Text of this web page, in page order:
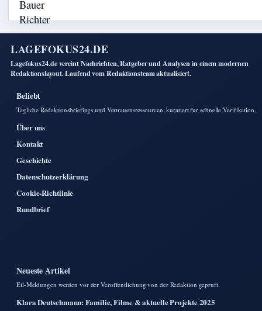
LAGEFOKUS24.DE
Lagefokus24.de vereint Nachrichten, Ratgeber und Analysen in einem modernen
Redaktionslayout. Laufend vom Redaktionsteam aktualisiert.
Beliebt
Tagliche Redaktionsbriefings und Vertrauensressourcen, kuratiert fur schnelle Verifikation.
Über uns
Kontakt
Geschichte
Datenschutzerklärung
Cookie-Richtlinie
Rundbrief
Neueste Artikel
Eil-Meldungen werden vor der Veroffentlichung von der Redaktion gepruft.
Klara Deutschmann: Familie, Filme & aktuelle Projekte 2025